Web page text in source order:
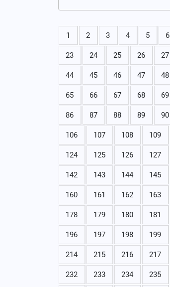
1 2 3 4 5 6
23 24 25 26 27
44 45 46 47 48
65 66 67 68 69
86 87 88 89 90
106 107 108 109
124 125 126 127
142 143 144 145
160 161 162 163
178 179 180 181
196 197 198 199
214 215 216 217
232 233 234 235